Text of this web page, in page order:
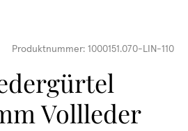
Produktnummer: 1000151.070-LIN-110
Vollleder